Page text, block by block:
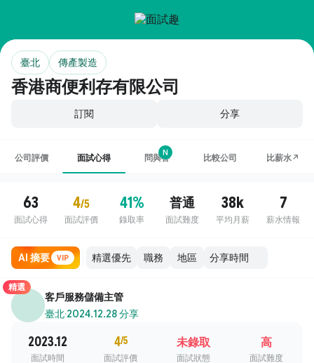
香港商便利存有限公司
臺北 傳產製造
訂閱 分享
公司評價 面試心得 問與答
N
比較公司 比薪水↗
63
面試心得
4/5
面試評價
41%
錄取率
普通
面試難度
38k
平均月薪
7
薪水情報
AI 摘要 VIP 職務 地區
精選
客戶服務儲備主管
臺北·2024.12.28 分享
2023.12
面試時間
4/5
面試評價
未錄取
面試狀態
高
面試難度